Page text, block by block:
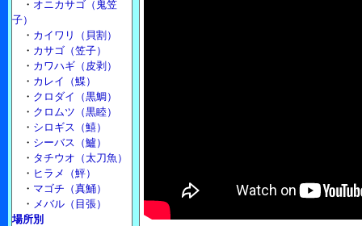
・ オニカサゴ（鬼笠
子）
・ カイワリ（貝割）
・ カサゴ（笠子）
・ カワハギ（皮剥）
・ カレイ（鰈）
・ クロダイ（黒鯛）
・ クロムツ（黒睦）
・ シロギス（鱚）
・ シーバス（鱸）
・ タチウオ（太刀魚）
・ ヒラメ（鮃）
・ マゴチ（真鯒）
・ メバル（目張）
場所別